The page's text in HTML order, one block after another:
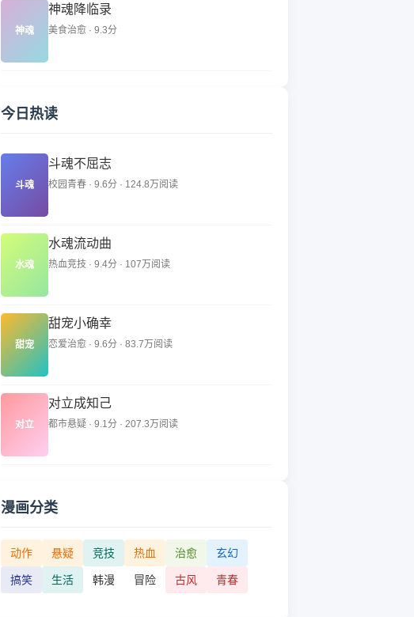
今日热读
斗魂
斗魂不屈志
校园青春 · 9.6分 · 124.8万阅读
水魂
水魂流动曲
热血竞技 · 9.4分 · 107万阅读
甜宠
甜宠小确幸
恋爱治愈 · 9.6分 · 83.7万阅读
对立
对立成知己
都市悬疑 · 9.1分 · 207.3万阅读
漫画分类
动作 悬疑 竞技 热血 治愈 玄幻
搞笑 生活 韩漫 冒险 古风 青春
神魂
神魂降临录
美食治愈 · 9.3分